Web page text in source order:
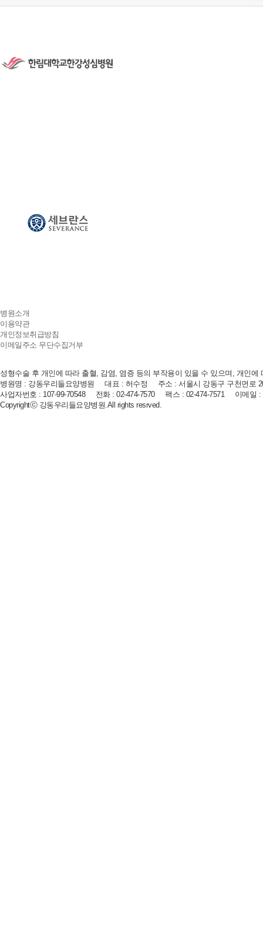
병원소개
이용약관
개인정보취급방침
이메일주소 무단수집거부
성형수술 후 개인에 따라 출혈, 감염, 염증 등의 부작용이 있을 수 있으며, 개인
병원명 : 강동우리들요양병원 대표 : 허수정 주소 : 서울시 강동구 구천면로
사업자번호 : 107-99-70548 전화 : 02-474-7570 팩스 : 02-474-7571 이메일 :
Copyrightⓒ 강동우리들요양병원.All rights resrved.